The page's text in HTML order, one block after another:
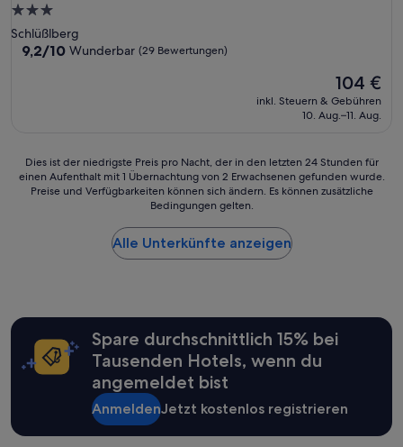
3.0-
Sterne-
Unterkunft
Schlüßlberg
9.2
9,2/10 Wunderbar (29 Bewertungen)
Der
Preis
beträgt
104 €
inkl. Steuern & Gebühren
10. Aug.–11. Aug.
Dies
ist
letzten
24 Stunden
einen
1 Übernachtung
von
Dies ist der niedrigste Preis pro Nacht, der in den letzten 24 Stunden für
einen Aufenthalt mit 1 Übernachtung von 2 Erwachsenen gefunden wurde.
Preise und Verfügbarkeiten können sich ändern. Es können zusätzliche
Bedingungen gelten.
Alle Unterkünfte anzeigen
Spare durchschnittlich 15% bei
Tausenden Hotels, wenn du
angemeldet bist
AnmeldenJetzt kostenlos registrieren